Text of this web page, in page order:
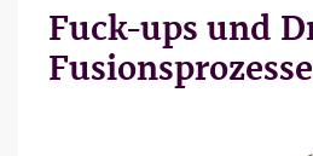
Fuck-ups und